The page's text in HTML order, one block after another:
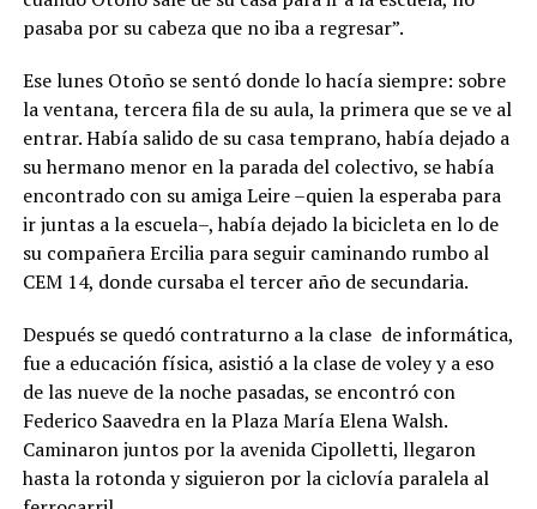
pasaba por su cabeza que no iba a regresar”.
Ese lunes Otoño se sentó donde lo hacía siempre: sobre
la ventana, tercera fila de su aula, la primera que se ve al
entrar. Había salido de su casa temprano, había dejado a
su hermano menor en la parada del colectivo, se había
encontrado con su amiga Leire –quien la esperaba para
ir juntas a la escuela–, había dejado la bicicleta en lo de
su compañera Ercilia para seguir caminando rumbo al
CEM 14, donde cursaba el tercer año de secundaria.
Después se quedó contraturno a la clase de informática,
fue a educación física, asistió a la clase de voley y a eso
de las nueve de la noche pasadas, se encontró con
Federico Saavedra en la Plaza María Elena Walsh.
Caminaron juntos por la avenida Cipolletti, llegaron
hasta la rotonda y siguieron por la ciclovía paralela al